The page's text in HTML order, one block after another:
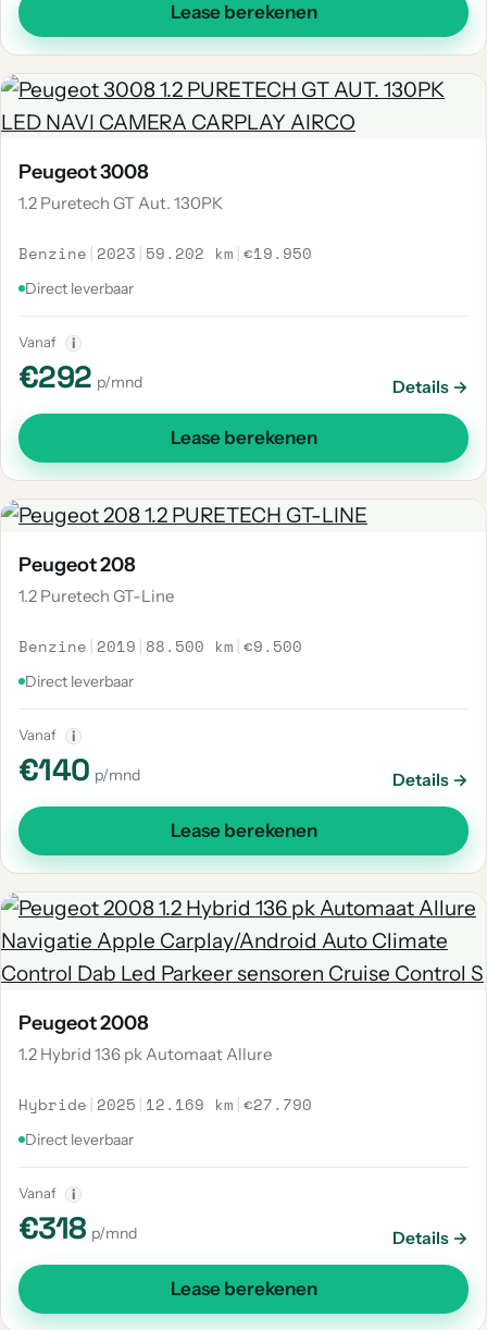
Lease berekenen
Peugeot 3008
1.2 Puretech GT Aut. 130PK
Benzine | 2023 | 59.202 km |€19.950
Direct leverbaar
Vanaf i
€292 p/mnd Details →
Lease berekenen
Peugeot 208
1.2 Puretech GT-Line
Benzine | 2019 | 88.500 km |€9.500
Direct leverbaar
Vanaf i
€140 p/mnd Details →
Lease berekenen
Peugeot 2008
1.2 Hybrid 136 pk Automaat Allure
Hybride | 2025 | 12.169 km |€27.790
Direct leverbaar
Vanaf i
€318 p/mnd Details →
Lease berekenen